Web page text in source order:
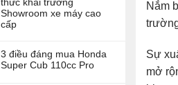
Showroom xe máy cao
cấp
3 điều đáng mua Honda
Super Cub 110cc Pro
Nắm
Sự
mở